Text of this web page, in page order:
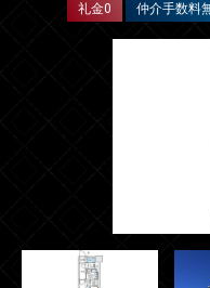
礼金0 仲介手数料